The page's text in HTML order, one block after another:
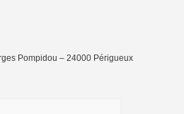
Pompidou – 24000 Périgueux